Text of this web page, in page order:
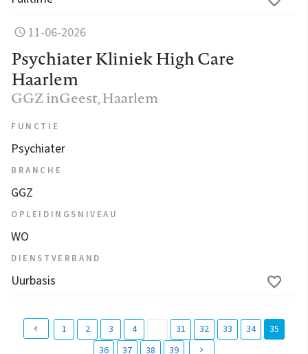
11-06-2026
Psychiater Kliniek High Care
Haarlem
GGZ inGeest, Haarlem
FUNCTIE
Psychiater
BRANCHE
GGZ
OPLEIDINGSNIVEAU
WO
DIENSTVERBAND
Uurbasis
1 2 3 4 31 32 33 34
35
36 37 38 39